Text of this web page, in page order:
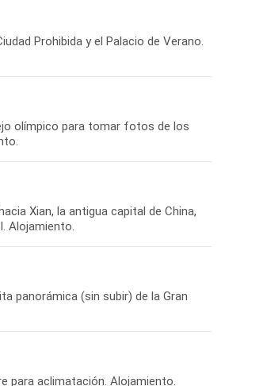
Prohibida y el Palacio de Verano.
olímpico para tomar fotos de los
Xian, la antigua capital de China,
panorámica (sin subir) de la Gran